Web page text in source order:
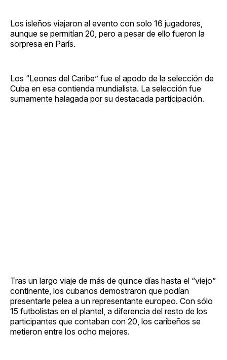
Los isleños viajaron al evento con solo 16 jugadores,
aunque se permitían 20, pero a pesar de ello fueron la
sorpresa en París.
Los “Leones del Caribe” fue el apodo de la selección de
Cuba en esa contienda mundialista. La selección fue
sumamente halagada por su destacada participación.
Tras un largo viaje de más de quince días hasta el “viejo”
continente, los cubanos demostraron que podían
presentarle pelea a un representante europeo. Con sólo
15 futbolistas en el plantel, a diferencia del resto de los
participantes que contaban con 20, los caribeños se
metieron entre los ocho mejores.